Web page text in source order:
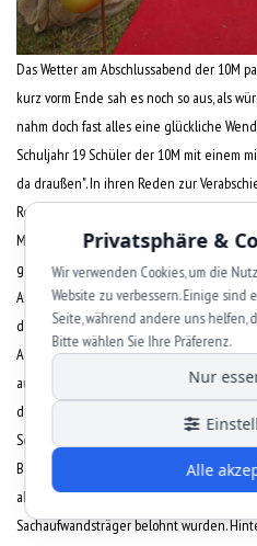
Das Wetter am Abschlussabend der 10M
kurz vorm Ende sah es noch so aus, als
nahm doch fast alles eine glückliche
Schuljahr 19 Schüler der 10M mit einem
da draußen". In ihren Reden zur
Reinhard, Bürgermeister von Niedernberg
Marisa Schnellbacher als Elternvertreterin
geleistete Arbeit an der Schule, aber
Absolventen hin: "Ihr werdet noch
der 10M, Susanne Baierl-Zachrau, hielt
Augenzwinkern und wohlwollender
aus dem abgelaufenen Schuljahr
durch musikalische Beiträge von Amina
Schüler an die sie begleitenden Lehrer
Besonders zu erwähnen sind zum
als Prüfungsbeste hervorgetan haben
Sachaufwandsträger belohnt wurden.
Privatsphäre &
Wir verwenden Cookies, um die
Website zu verbessern. Einige
Seite, während andere uns helfen,
Bitte wählen Sie Ihre Präferenz.
Nur
Alle